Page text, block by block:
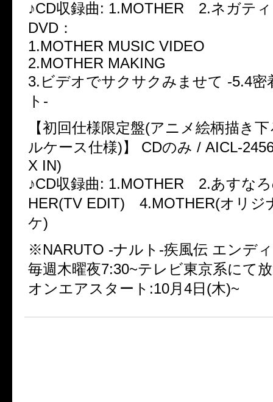
♪CD収録曲: 1.MOTHER 2.ネガテ
DVD：
1.MOTHER MUSIC VIDEO
2.MOTHER MAKING
3.ビデオでサクサクみませて -5.4密
ト-
【初回仕様限定盤(アニメ絵柄描き
ルケース仕様)】 CDのみ / AICL-
X IN)
♪CD収録曲: 1.MOTHER 2.あすな
HER(TV EDIT) 4.MOTHER(オリジ
ケ)
※NARUTO -ナルト-疾風伝 エンデ
毎週木曜夜7:30~テレビ東京系にて
オンエアスタート:10月4日(木)~